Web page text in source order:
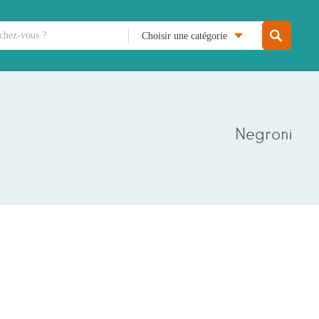
Choisir une catégorie
Negroni